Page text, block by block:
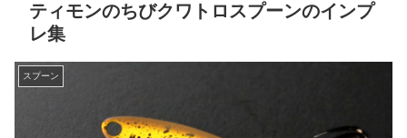
ティモンのちびクワトロスプーンのインプ
レ集
スプーン